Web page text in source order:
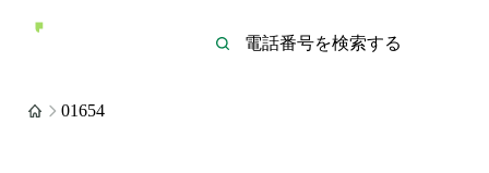
01654